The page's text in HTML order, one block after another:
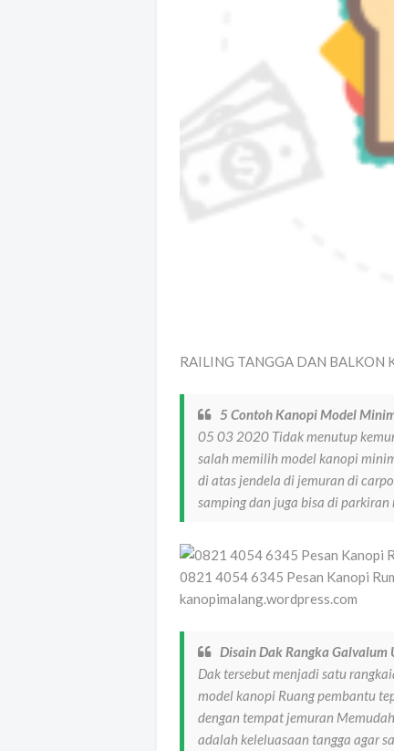
RAILING TANGGA DAN BALKON
5 Contoh Kanopi Model
05 03 2020 Tidak menutup
salah memilih model kanopi
di atas jendela di jemuran di
samping dan juga bisa di parkiran
0821 4054 6345 Pesan Kanopi
kanopimalang.wordpress.com
Disain Dak Rangka
Dak tersebut menjadi satu
model kanopi Ruang pembantu
dengan tempat jemuran
adalah keleluasaan tangga agar